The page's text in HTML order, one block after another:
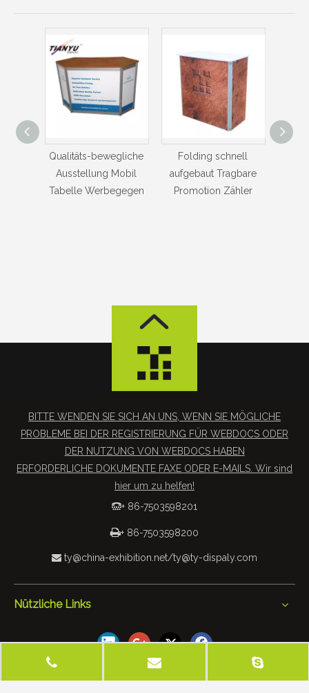
Folding schnell
aufgebaut Tragbare
Promotion Zähler
Heiße Verkaufs-
Werbung Promotion
Tisch Tragbare Zähler
BITTE WENDEN SIE SICH AN UNS, WENN SIE MÖGLICHE
PROBLEME BEI DER REGISTRIERUNG FÜR WEBDOCS ODER
DER NUTZUNG VON WEBDOCS HABEN
ERFORDERLICHE DOKUMENTE FAXE ODER E-MAILS. Wir sind
hier um zu helfen!
+ 86-7503598201
+ 86-7503598200
 ty@china-exhibition.net/ty@ty-dispaly.com
Nützliche Links
 2019 Tianyu Exhibition Equipment & Materials Co., Ltd. Alle